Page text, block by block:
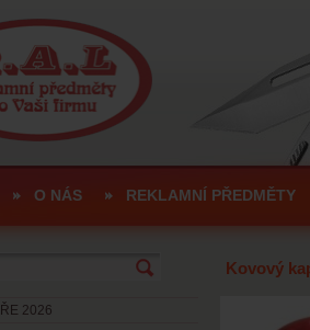
O NÁS REKLAMNÍ PŘEDMĚTY
2026
Kovový